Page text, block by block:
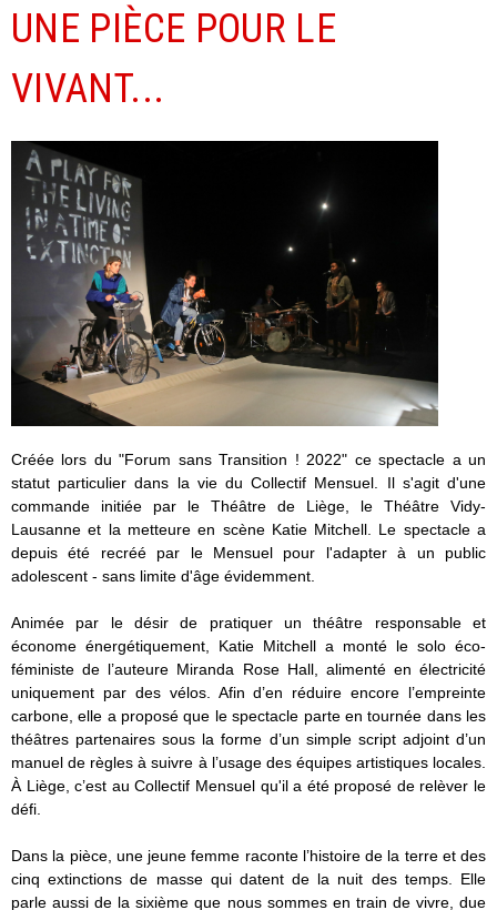
UNE PIÈCE POUR LE
VIVANT...
Créée lors du "Forum sans Transition ! 2022" ce spectacle a un
statut particulier dans la vie du Collectif Mensuel. Il s'agit d'une
commande initiée par le Théâtre de Liège, le Théâtre Vidy-
Lausanne et la metteure en scène Katie Mitchell. Le spectacle a
depuis été recréé par le Mensuel pour l'adapter à un public
adolescent - sans limite d'âge évidemment.
Animée par le désir de pratiquer un théâtre responsable et
économe énergétiquement, Katie Mitchell a monté le solo éco-
féministe de l’auteure Miranda Rose Hall, alimenté en électricité
uniquement par des vélos. Afin d’en réduire encore l’empreinte
carbone, elle a proposé que le spectacle parte en tournée dans les
théâtres partenaires sous la forme d’un simple script adjoint d’un
manuel de règles à suivre à l’usage des équipes artistiques locales.
À Liège, c’est au Collectif Mensuel qu'il a été proposé de relèver le
défi.
Dans la pièce, une jeune femme raconte l’histoire de la terre et des
cinq extinctions de masse qui datent de la nuit des temps. Elle
parle aussi de la sixième que nous sommes en train de vivre, due